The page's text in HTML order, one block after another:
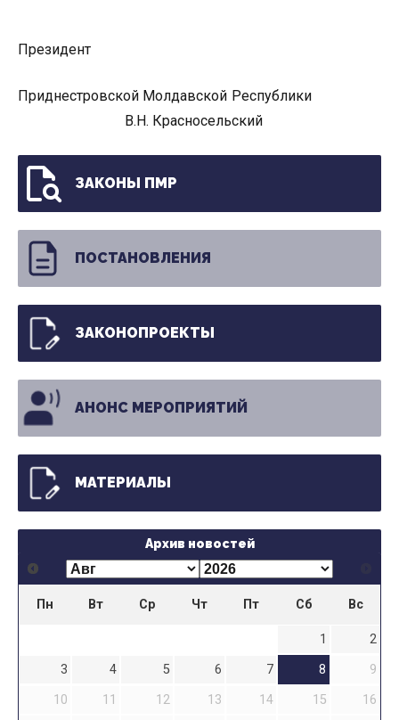
Президент
Приднестровской Молдавской Республики
В.Н. Красносельский
ЗАКОНЫ ПМР
ПОСТАНОВЛЕНИЯ
ЗАКОНОПРОЕКТЫ
АНОНС МЕРОПРИЯТИЙ
МАТЕРИАЛЫ
Архив новостей
Пн Вт Ср Чт Пт Сб Вс
1
2
3
4 5 6 7 8
9
10
11 12 13 14 15
16